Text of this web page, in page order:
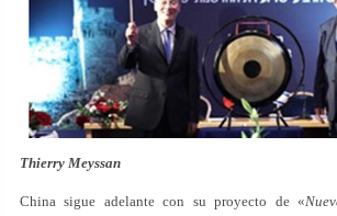
Thierry Meyssan
China sigue adelante con su proyecto de «